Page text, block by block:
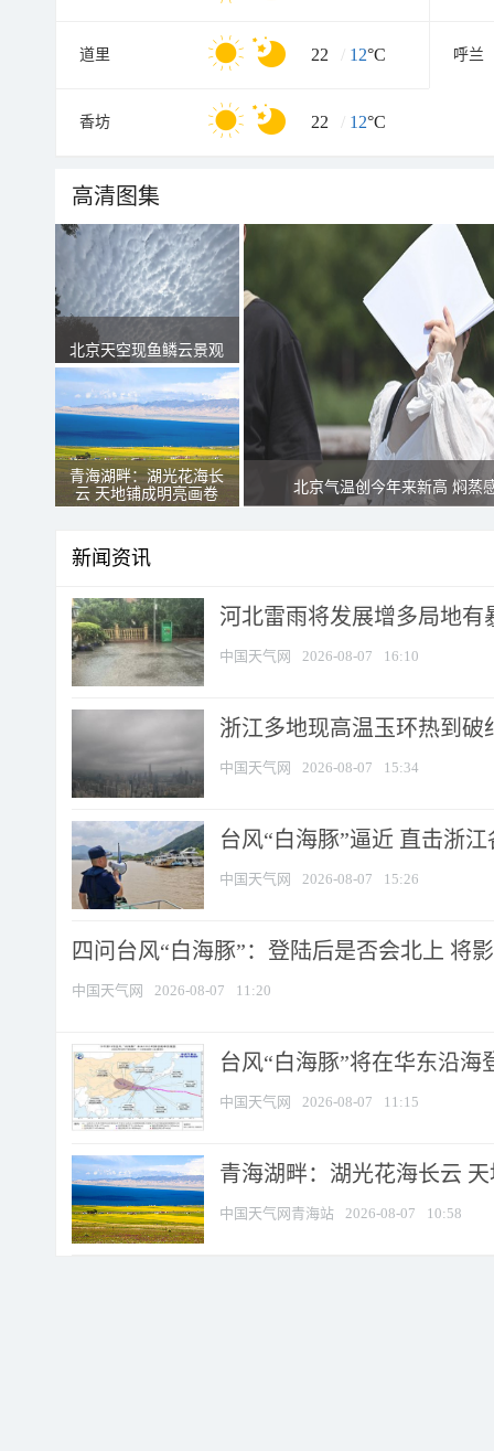
道里 22 / 12°C 呼兰
香坊 22 / 12°C
高清图集
北京天空现鱼鳞云景观
青海湖畔：湖光花海长
云 天地铺成明亮画卷
北京气温创今年来新高 焖蒸
新闻资讯
河北雷雨将发展增多局地有
中国天气网 2026-08-07 16:10
浙江多地现高温玉环热到破
中国天气网 2026-08-07 15:34
台风“白海豚”逼近 直击浙
中国天气网 2026-08-07 15:26
四问台风“白海豚”：登陆后是否会北上 将
中国天气网 2026-08-07 11:20
台风“白海豚”将在华东沿
中国天气网 2026-08-07 11:15
青海湖畔：湖光花海长云
中国天气网青海站 2026-08-07 10:58